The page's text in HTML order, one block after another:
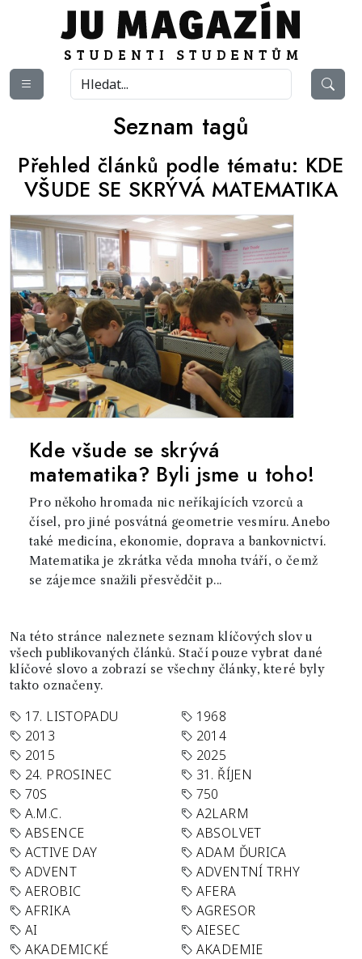
Seznam tagů
Přehled článků podle tématu: KDE
VŠUDE SE SKRÝVÁ MATEMATIKA
Kde všude se skrývá
matematika? Byli jsme u toho!
Pro někoho hromada nic neříkajících vzorců a
čísel, pro jiné posvátná geometrie vesmíru. Anebo
také medicína, ekonomie, doprava a bankovnictví.
Matematika je zkrátka věda mnoha tváří, o čemž
se zájemce snažili přesvědčit p...
Na této stránce naleznete seznam klíčových slov u
všech publikovaných článků. Stačí pouze vybrat dané
klíčové slovo a zobrazí se všechny články, které byly
takto označeny.
17. LISTOPADU
1968
2013
2014
2015
2025
24. PROSINEC
31. ŘÍJEN
70S
750
A.M.C.
A2LARM
ABSENCE
ABSOLVET
ACTIVE DAY
ADAM ĎURICA
ADVENT
ADVENTNÍ TRHY
AEROBIC
AFERA
AFRIKA
AGRESOR
AI
AIESEC
AKADEMICKÉ
AKADEMIE